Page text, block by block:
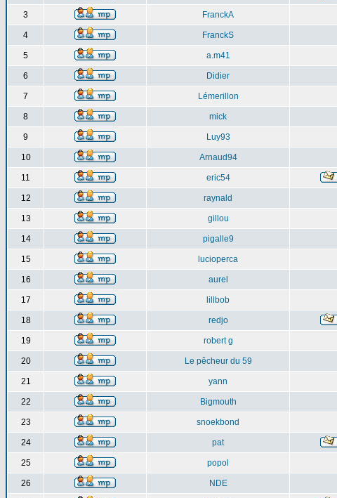
3 FranckA
4 FranckS
5 a.m41
6 Didier
7 Lémerillon
8 mick
9 Luy93
10 Arnaud94
11 eric54
12 raynald
13 gillou
14 pigalle9
15 lucioperca
16 aurel
17 lillbob
18 redjo
19 robert g
20 Le pêcheur du 59
21 yann
22 Bigmouth
23 snoekbond
24 pat
25 popol
26 NDE